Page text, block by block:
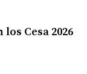
Cesa 2026